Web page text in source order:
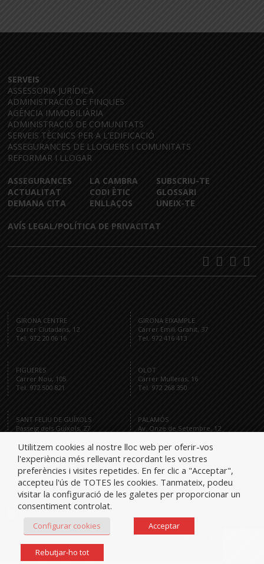
SERVEIS
ASSESSORIA JURÍDICA
ADMINISTRACIÓ DE FINQUES
AGÈNCIA IMMOBILIÀRIA
ADMINISTRACIÓ DE COMUNITATS
SERVEIS TÈCNICS PER A L’EDIFICACIÓ
ASSEGURANCES DE LLOGUERS I COMUNITATS
REFORMAR I LLOGAR
ASSEGURANCES
ACTUALITAT
DEMANA CITA
LA CAMBRA
CODI ÈTIC
ENLLAÇOS
SUBSCRIU-TE
GLOSSARI
UNEIX-TE
AVÍS LEGAL/POLÍTICA DE PRIVACITAT
GIRONA CENTRE
Carrer Ciutadans, 12
Tel. 972 20 06 16
GIRONA EIXAMPLE
Carrer Emili Grahit, 37
Tel. 972 416 413
FIGUERES
Carrer Nou, 105
Tel. 972 500 821
OLOT
Carrer Mulleras, 16
Tel. 972 268 350
SANT FELIU DE GUÍXOLS
Passeig dels Guíxols, 27
PALAMÓS
Av. Onze de Setembre, 12
Tel.
iglesiesassociats
Utilitzem cookies al nostre lloc web per oferir-vos
l'experiència més rellevant recordant les vostres
preferències i visites repetides. En fer clic a "Acceptar",
accepteu l'ús de TOTES les cookies. Tanmateix, podeu
visitar la configuració de les galetes per proporcionar un
consentiment controlat.
Configurar cookies Acceptar
Rebutjar-ho tot